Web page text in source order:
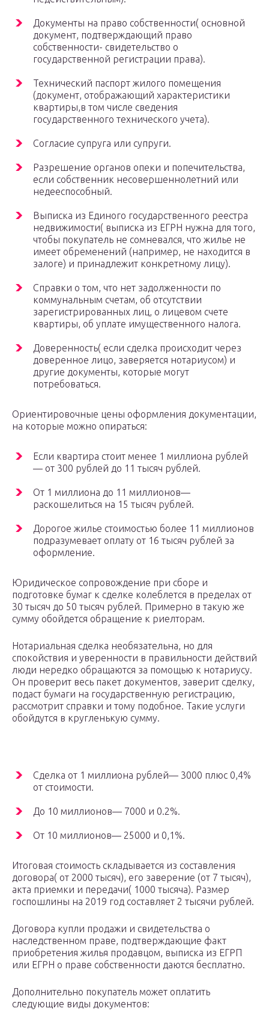
Документы на право собственности( основной
документ, подтверждающий право
собственности- свидетельство о
государственной регистрации права).
Технический паспорт жилого помещения
(документ, отображающий характеристики
квартиры,в том числе сведения
государственного технического учета).
Согласие супруга или супруги.
Разрешение органов опеки и попечительства,
если собственник несовершеннолетний или
недееспособный.
Выписка из Единого государственного реестра
недвижимости( выписка из ЕГРН нужна для того,
чтобы покупатель не сомневался, что жилье не
имеет обременений (например, не находится в
залоге) и принадлежит конкретному лицу).
Справки о том, что нет задолженности по
коммунальным счетам, об отсутствии
зарегистрированных лиц, о лицевом счете
квартиры, об уплате имущественного налога.
Доверенность( если сделка происходит через
доверенное лицо, заверяется нотариусом) и
другие документы, которые могут
потребоваться.
Ориентировочные цены оформления документации,
на которые можно опираться:
Если квартира стоит менее 1 миллиона рублей
— от 300 рублей до 11 тысяч рублей.
От 1 миллиона до 11 миллионов—
раскошелиться на 15 тысяч рублей.
Дорогое жилье стоимостью более 11 миллионов
подразумевает оплату от 16 тысяч рублей за
оформление.
Юридическое сопровождение при сборе и
подготовке бумаг к сделке колеблется в пределах от
30 тысяч до 50 тысяч рублей. Примерно в такую же
сумму обойдется обращение к риелторам.
Нотариальная сделка необязательна, но для
спокойствия и уверенности в правильности действий
люди нередко обращаются за помощью к нотариусу.
Он проверит весь пакет документов, заверит сделку,
подаст бумаги на государственную регистрацию,
рассмотрит справки и тому подобное. Такие услуги
обойдутся в кругленькую сумму.
Сделка от 1 миллиона рублей— 3000 плюс 0,4%
от стоимости.
До 10 миллионов— 7000 и 0.2%.
От 10 миллионов— 25000 и 0,1%.
Итоговая стоимость складывается из составления
договора( от 2000 тысяч), его заверение (от 7 тысяч),
акта приемки и передачи( 1000 тысяча). Размер
госпошлины на 2019 год составляет 2 тысячи рублей.
Договора купли продажи и свидетельства о
наследственном праве, подтверждающие факт
приобретения жилья продавцом, выписка из ЕГРП
или ЕГРН о праве собственности даются бесплатно.
Дополнительно покупатель может оплатить
следующие виды документов: